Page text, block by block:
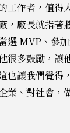
工作者，值得
，廠長就指著
選 MVP、參
很多鼓勵，讓
也讓我們覺得
業、對社會，